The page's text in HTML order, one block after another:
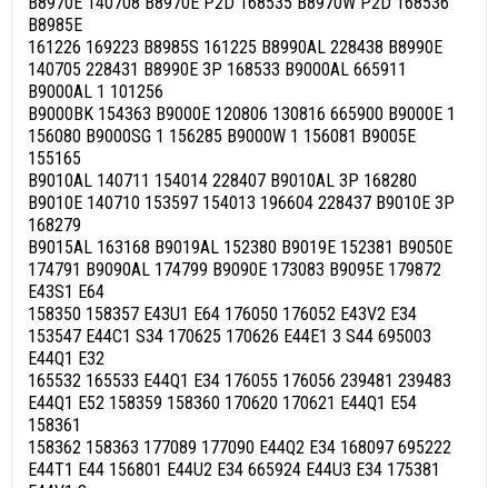
B8985E
161226 169223 B8985S 161225 B8990AL 228438 B8990E
140705 228431 B8990E 3P 168533 B9000AL 665911
B9000AL 1 101256
B9000BK 154363 B9000E 120806 130816 665900 B9000E 1
156080 B9000SG 1 156285 B9000W 1 156081 B9005E
155165
B9010AL 140711 154014 228407 B9010AL 3P 168280
B9010E 140710 153597 154013 196604 228437 B9010E 3P
168279
B9015AL 163168 B9019AL 152380 B9019E 152381 B9050E
174791 B9090AL 174799 B9090E 173083 B9095E 179872
E43S1 E64
158350 158357 E43U1 E64 176050 176052 E43V2 E34
153547 E44C1 S34 170625 170626 E44E1 3 S44 695003
E44Q1 E32
165532 165533 E44Q1 E34 176055 176056 239481 239483
E44Q1 E52 158359 158360 170620 170621 E44Q1 E54
158361
158362 158363 177089 177090 E44Q2 E34 168097 695222
E44T1 E44 156801 E44U2 E34 665924 E44U3 E34 175381